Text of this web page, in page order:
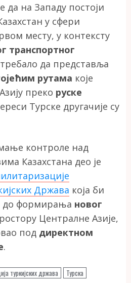
на Западу постоји
у сфери
месту, у контексту
транспортног
да представља
рутама које
преко руске
Турске другачије су
контроле над
Казахстана део је
Држава која би
до формирања новог
Централне Азије,
под директном
.
туркијских држава Турска